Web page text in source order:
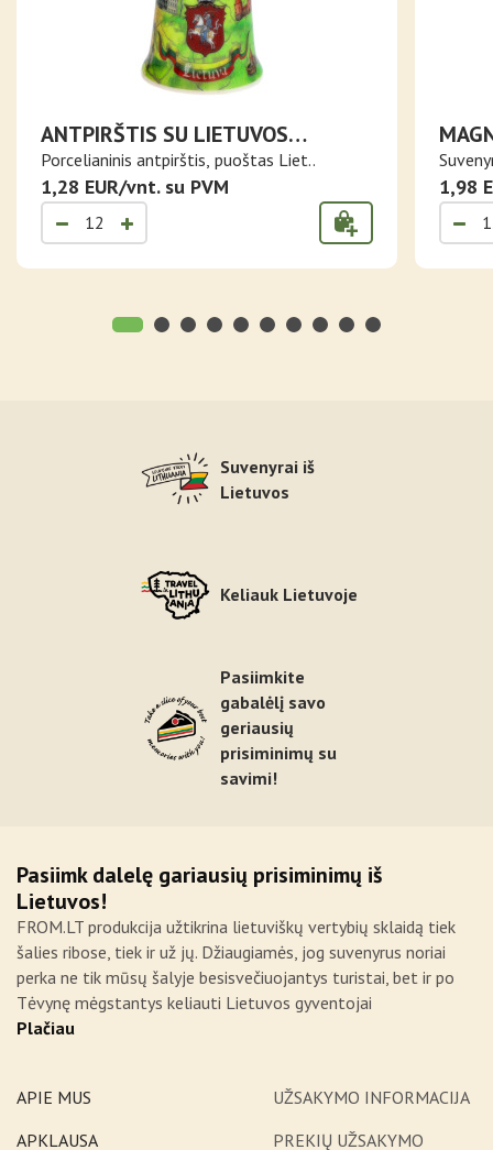
ANTPIRŠTIS SU LIETUVOS
MIESTAIS IR VYČIU
Porcelianinis antpirštis, puoštas Liet..
1,28 EUR/vnt. su PVM 1,98
Suvenyrai iš
Lietuvos
Keliauk Lietuvoje
Pasiimkite
gabalėlį savo
geriausių
prisiminimų su
savimi!
Pasiimk dalelę gariausių prisiminimų iš
Lietuvos!
FROM.LT produkcija užtikrina lietuviškų vertybių sklaidą tiek
šalies ribose, tiek ir už jų. Džiaugiamės, jog suvenyrus noriai
perka ne tik mūsų šalyje besisvečiuojantys turistai, bet ir po
Tėvynę mėgstantys keliauti Lietuvos gyventojai
Plačiau
APIE MUS
APKLAUSA
UŽSAKYMO INFORMACIJA
PREKIŲ UŽSAKYMO